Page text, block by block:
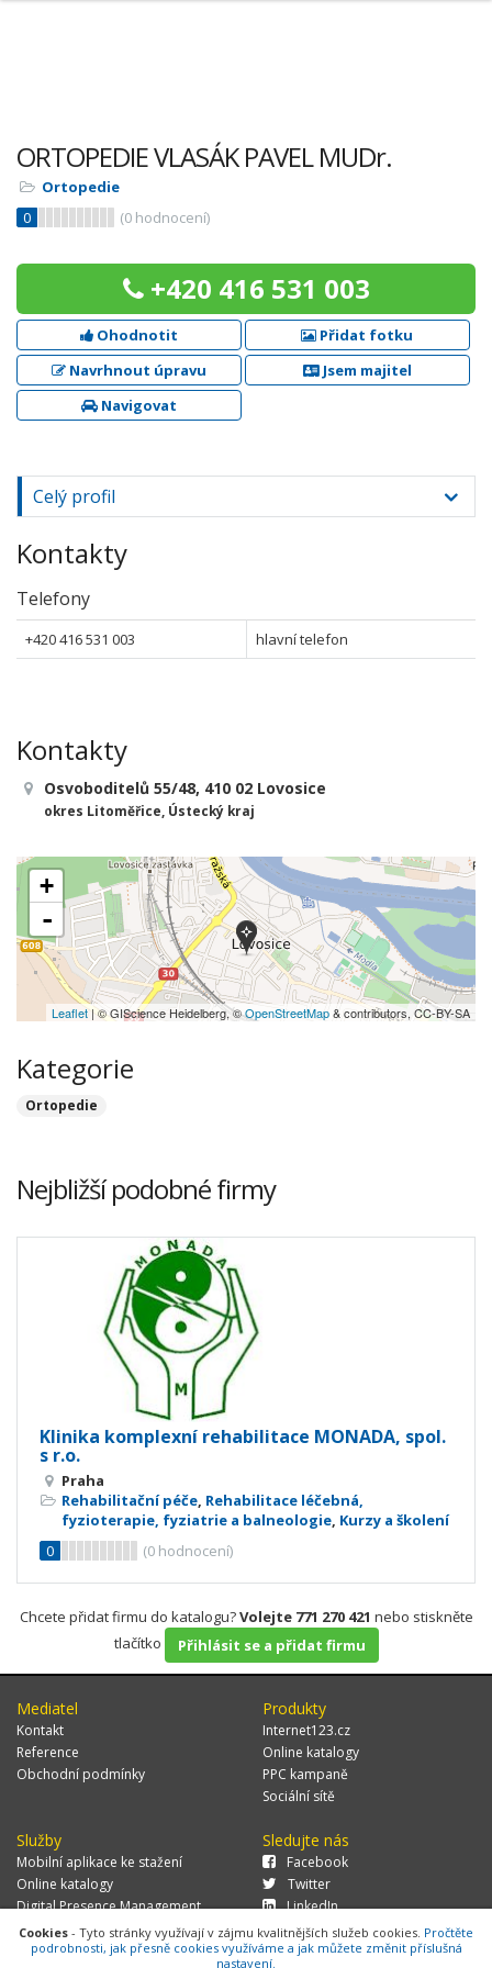
ORTOPEDIE VLASÁK PAVEL MUDr.
Ortopedie
0
(0 hodnocení)
+420 416 531 003
Ohodnotit
Přidat fotku
Navrhnout úpravu
Jsem majitel
Navigovat
Celý profil
Kontakty
Telefony
+420 416 531 003 hlavní telefon
Kontakty
Osvoboditelů 55/48, 410 02 Lovosice
okres Litoměřice, Ústecký kraj
+
-
Leaflet| © GIScience Heidelberg, ©OpenStreetMap& contributors, CC-BY-SA
Kategorie
Ortopedie
Nejbližší podobné firmy
Klinika komplexní rehabilitace MONADA, spol.
s r.o.
Praha
Rehabilitační péče, Rehabilitace léčebná,
fyzioterapie, fyziatrie a balneologie, Kurzy a školení
0
(0 hodnocení)
Chcete přidat firmu do katalogu?Volejte 771 270 421 nebo stiskněte
tlačítko
Přihlásit se a přidat firmu
Mediatel
Kontakt
Reference
Obchodní podmínky
Produkty
Internet123.cz
Online katalogy
PPC kampaně
Sociální sítě
Služby
Mobilní aplikace ke stažení
Online katalogy
Digital Presence Management
Více zákazníků
Sledujte nás
Facebook
Twitter
LinkedIn
Cookies - Tyto stránky využívají v zájmu kvalitnějších služeb cookies. Pročtěte
podrobnosti, jak přesně cookies využíváme a jak můžete změnit příslušná
nastavení.